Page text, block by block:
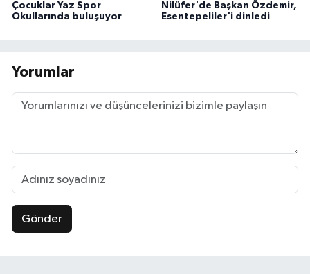
Çocuklar Yaz Spor
Okullarında buluşuyor
Nilüfer'de Başkan Özdemir,
Esentepeliler'i dinledi
Yorumlar
Gönder